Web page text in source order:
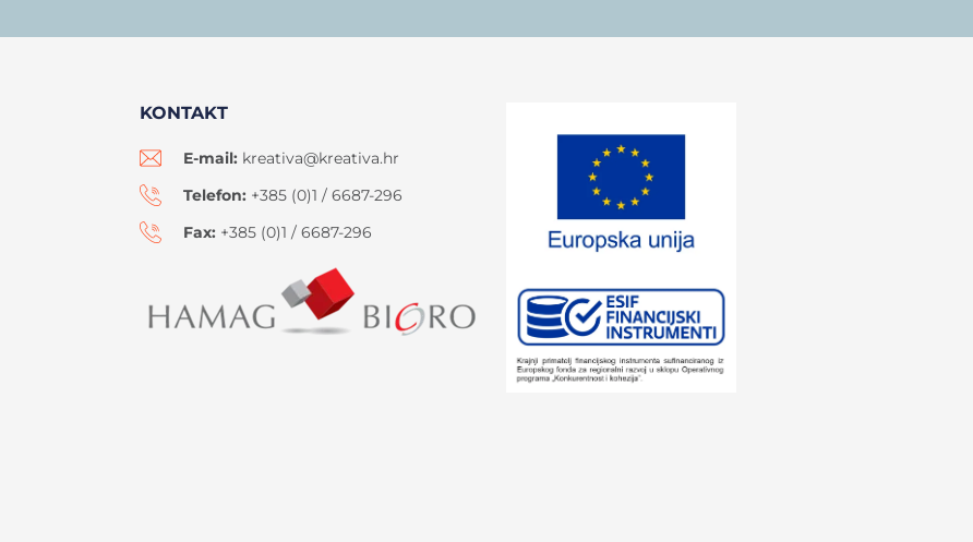
KONTAKT
E-mail: kreativa@kreativa.hr
Telefon: +385 (0)1 / 6687-296
Fax: +385 (0)1 / 6687-296